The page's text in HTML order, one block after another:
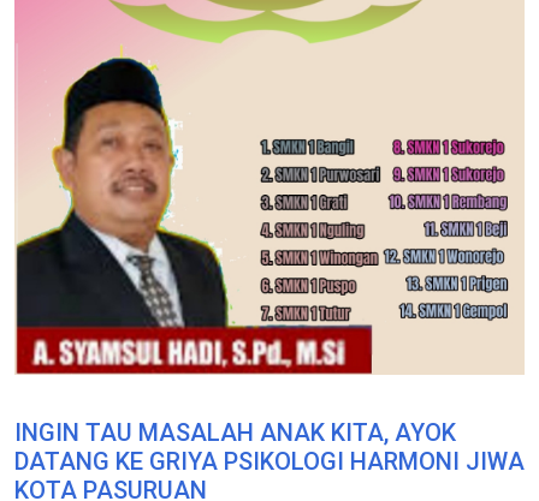
INGIN TAU MASALAH ANAK KITA, AYOK
DATANG KE GRIYA PSIKOLOGI HARMONI JIWA
KOTA PASURUAN